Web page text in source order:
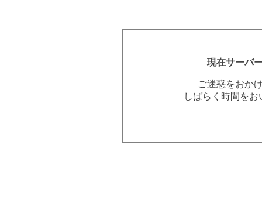
現在サーバ
ご迷惑をおか
しばらく時間を